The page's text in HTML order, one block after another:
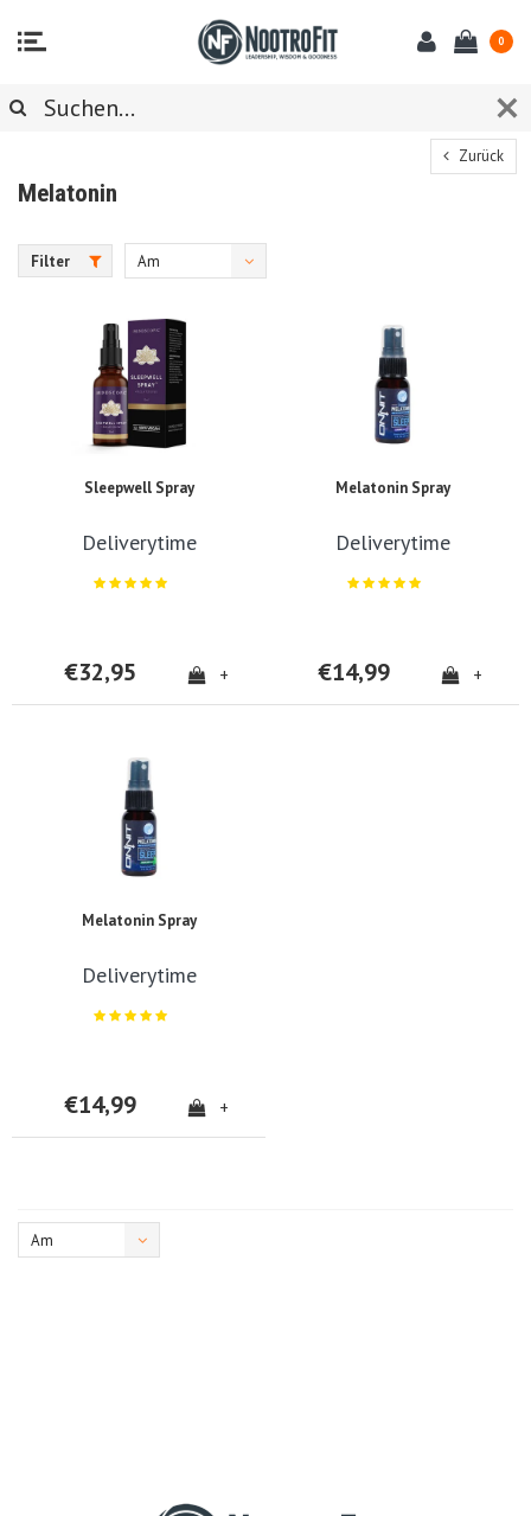
0
Zurück
Melatonin
Filter
Am
angesehen
Sleepwell Spray
Deliverytime
€32,95 +
Melatonin Spray
Deliverytime
€14,99 +
Melatonin Spray
Deliverytime
€14,99 +
Am